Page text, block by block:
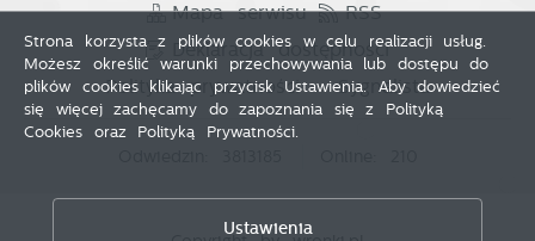
Mapa serwisu
RSS
Deklaracja dostępności
Polityka prywatności
Sygnalista
Strona korzysta z plików cookies w celu realizacji usług.
Możesz określić warunki przechowywania lub dostępu do
plików cookies klikając przycisk Ustawienia. Aby dowiedzieć
się więcej zachęcamy do zapoznania się z Polityką
Cookies oraz Polityką Prywatności.
Ustawienia